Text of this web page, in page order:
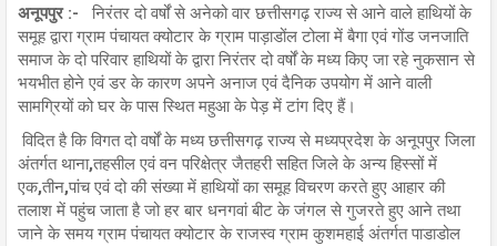
अनूपपुर :- निरंतर दो वर्षों से अनेको वार छत्तीसगढ़ राज्य से आने वाले हाथियों के
समूह द्वारा ग्राम पंचायत क्योटार के ग्राम पाड़ाडोंल टोला में बैगा एवं गोंड जनजाति
समाज के दो परिवार हाथियों के द्वारा निरंतर दो वर्षों के मध्य किए जा रहे नुकसान से
भयभीत होने एवं डर के कारण अपने अनाज एवं दैनिक उपयोग में आने वाली
सामग्रियों को घर के पास स्थित महुआ के पेड़ में टांग दिए हैं।
विदित है कि विगत दो वर्षों के मध्य छत्तीसगढ़ राज्य से मध्यप्रदेश के अनूपपुर जिला
अंतर्गत थाना,तहसील एवं वन परिक्षेत्र जैतहरी सहित जिले के अन्य हिस्सों में
एक,तीन,पांच एवं दो की संख्या में हाथियों का समूह विचरण करते हुए आहार की
तलाश में पहुंच जाता है जो हर बार धनगवां बीट के जंगल से गुजरते हुए आने तथा
जाने के समय ग्राम पंचायत क्योटार के राजस्व ग्राम कुशमहाई अंतर्गत पाडाडोल